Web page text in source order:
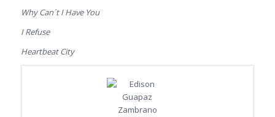
Why Can´t I Have You
I Refuse
Heartbeat City